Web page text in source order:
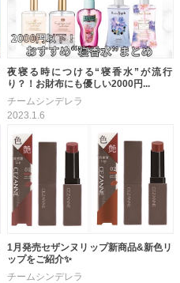
夜寝る時につける“寝香水”が流行
り？！お財布にも優しい2000円...
チームシンデレラ
2023.1.6
1月発売セザンヌリップ新商品&新色リ
ップをご紹介✨
チームシンデレラ